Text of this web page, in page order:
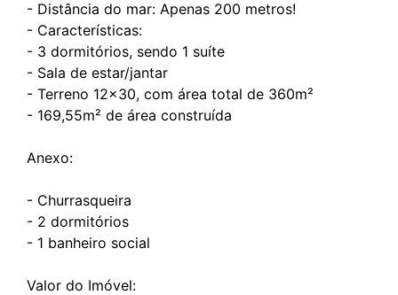
- Distância do mar: Apenas 200 metros!
- Características:
- 3 dormitórios, sendo 1 suíte
- Sala de estar/jantar
- Terreno 12x30, com área total de 360m²
- 169,55m² de área construída
Anexo:
- Churrasqueira
- 2 dormitórios
- 1 banheiro social
Valor do Imóvel: